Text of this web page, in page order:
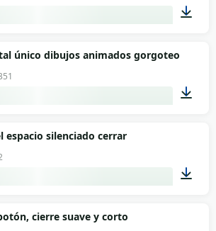
00:01
único dibujos animados gorgoteo
espacio silenciado cerrar
cierre suave y corto